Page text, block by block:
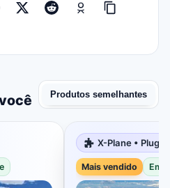
Produtos semelhantes
X-Plane •
Mais vendido Em